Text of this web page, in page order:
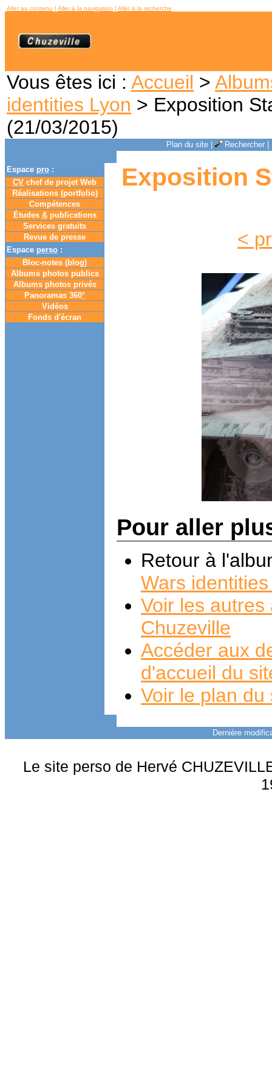
Aller au contenu | Aller à la navigation | Aller à la recherche
Vous êtes ici : Accueil >
identities Lyon > Exposition
(21/03/2015)
Plan du site| Rechercher|
Espace pro :
CV chef de projet Web
Réalisations (portfolio)
Compétences
Études &publications
Services gratuits
Revue de presse
Espace perso :
Bloc-notes (blog)
Albums photos publics
Albums photos privés
Panoramas 360°
Vidéos
Fonds d'écran
Exposition
<
Pour aller
Retour à
Wars
Voir les
Chuzeville
Accéder aux
d'accueil du
Voir le plan du
Dernière
Le site perso de Hervé